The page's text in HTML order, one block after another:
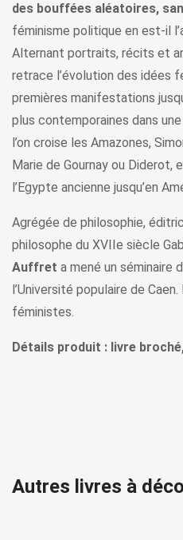
des bouffées aléatoires,
féminisme politique en est-il
Alternant portraits, récits et
retrace l’évolution des idées
premières manifestations
plus contemporaines dans
l’on croise les Amazones,
Marie de Gournay ou Diderot,
l’Egypte ancienne jusqu’en
Agrégée de philosophie,
philosophe du XVIIe siècle
Auffret a mené un séminaire
l’Université populaire de
féministes.
Détails produit : livre
Autres livres à